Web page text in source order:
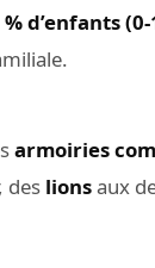
d’enfants
armoiries
des lionsaux